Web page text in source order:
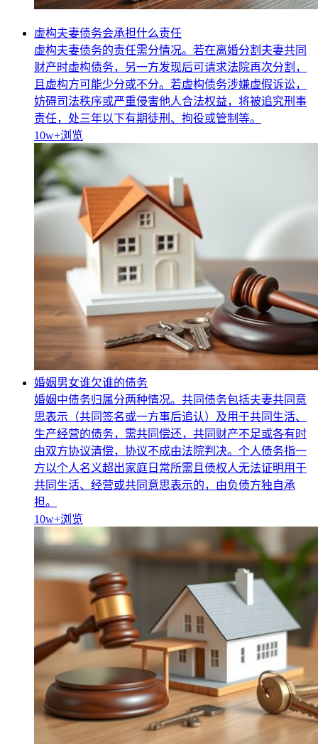
虚构夫妻债务会承担什么责任
虚构夫妻债务的责任需分情况。若在离婚分割夫妻共同
财产时虚构债务，另一方发现后可请求法院再次分割，
且虚构方可能少分或不分。若虚构债务涉嫌虚假诉讼，
妨碍司法秩序或严重侵害他人合法权益，将被追究刑事
责任，处三年以下有期徒刑、拘役或管制等。
10w+浏览
婚姻男女谁欠谁的债务
婚姻中债务归属分两种情况。共同债务包括夫妻共同意
思表示（共同签名或一方事后追认）及用于共同生活、
生产经营的债务，需共同偿还，共同财产不足或各有时
由双方协议清偿，协议不成由法院判决。个人债务指一
方以个人名义超出家庭日常所需且债权人无法证明用于
共同生活、经营或共同意思表示的，由负债方独自承
担。
10w+浏览